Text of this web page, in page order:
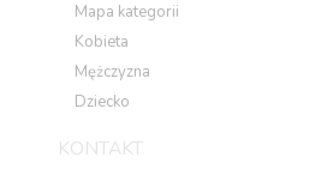
Mapa kategorii
Kobieta
Mężczyzna
Dziecko
KONTAKT